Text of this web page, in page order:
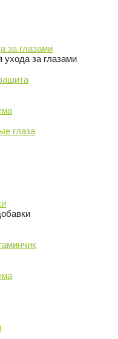
за глазами
за глазами
глаза